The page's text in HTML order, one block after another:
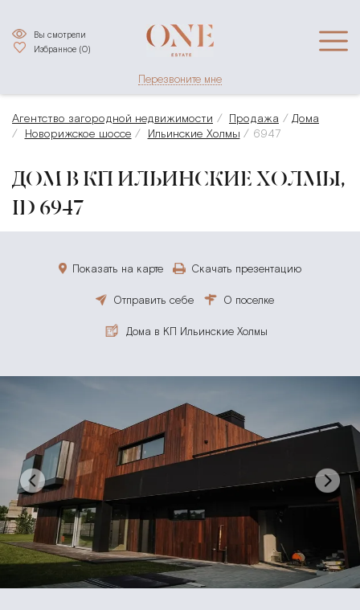
Избранное (0)
Вы смотрели
Перезвоните мне
Агентство загородной недвижимости Продажа
Дома
Новорижское шоссе
Ильинские Холмы 6947
ДОМ В КП ИЛЬИНСКИЕ ХОЛМЫ,
ID 6947
Показать на карте Скачать презентацию
Отправить себе О поселке
Дома в КП Ильинские Холмы